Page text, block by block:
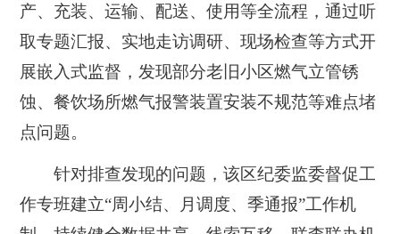
产、充装、运输、配送、使用等全流程，通过听
取专题汇报、实地走访调研、现场检查等方式开
展嵌入式监督，发现部分老旧小区燃气立管锈
蚀、餐饮场所燃气报警装置安装不规范等难点堵
点问题。
针对排查发现的问题，该区纪委监委督促工
作专班建立“周小结、月调度、季通报”工作机